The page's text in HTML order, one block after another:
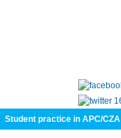
Student practice in APC/CZA